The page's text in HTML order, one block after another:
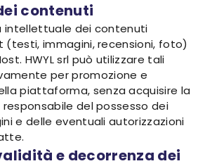
contenuti
intellettuale dei contenuti
(testi, immagini, recensioni, foto)
HWYL srl può utilizzare tali
per promozione e
piattaforma, senza acquisire la
del possesso dei
e delle eventuali autorizzazioni
e decorrenza dei